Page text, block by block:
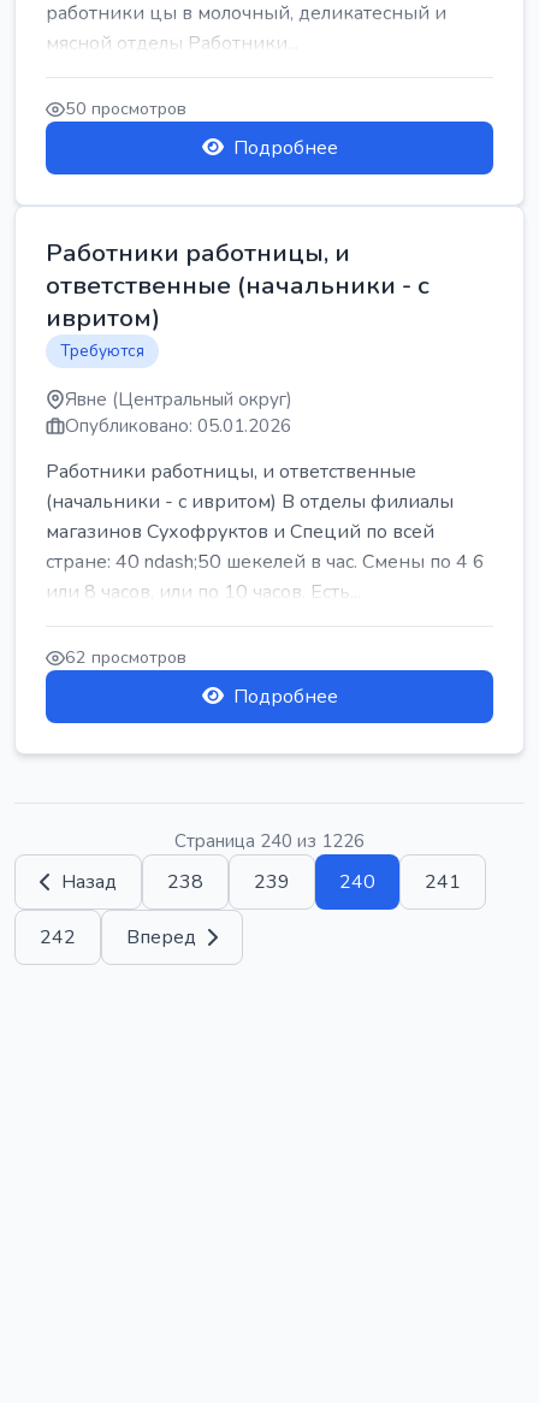
работники цы в молочный, деликатесный и
мясной отделы Работники...
50 просмотров
Подробнее
Работники работницы, и
ответственные (начальники - с
ивритом)
Требуются
Явне (Центральный округ)
Опубликовано: 05.01.2026
Работники работницы, и ответственные
(начальники - с ивритом) В отделы филиалы
магазинов Сухофруктов и Специй по всей
стране: 40 ndash;50 шекелей в час. Смены по 4 6
или 8 часов, или по 10 часов. Есть...
62 просмотров
Подробнее
Страница 240 из 1226
Назад 238 239 240 241
242 Вперед